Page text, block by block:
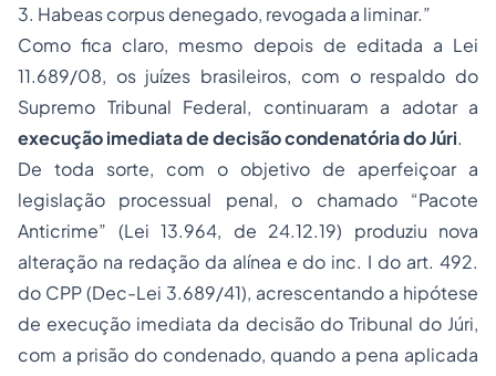
3. Habeas corpus denegado, revogada a liminar.”
Como fica claro, mesmo depois de editada a Lei
11.689/08, os juízes brasileiros, com o respaldo do
Supremo Tribunal Federal, continuaram a adotar a
execução imediata de decisão condenatória do Júri.
De toda sorte, com o objetivo de aperfeiçoar a
legislação processual penal, o chamado “Pacote
Anticrime” (Lei 13.964, de 24.12.19) produziu nova
alteração na redação da alínea e do inc. I do art. 492.
do CPP (Dec-Lei 3.689/41), acrescentando a hipótese
de execução imediata da decisão do Tribunal do Júri,
com a prisão do condenado, quando a pena aplicada